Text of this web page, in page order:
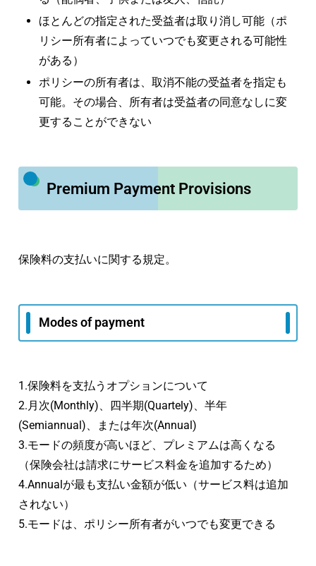
ほとんどの指定された受益者は取り消し可能（ポ
リシー所有者によっていつでも変更される可能性
がある）
ポリシーの所有者は、取消不能の受益者を指定も
可能。その場合、所有者は受益者の同意なしに変
更することができない
Premium Payment Provisions
保険料の支払いに関する規定。
Modes of payment
1.保険料を支払うオプションについて
2.月次(Monthly)、四半期(Quartely)、半年
(Semiannual)、または年次(Annual)
3.モードの頻度が高いほど、プレミアムは高くなる
（保険会社は請求にサービス料金を追加するため）
4.Annualが最も支払い金額が低い（サービス料は追加
されない）
5.モードは、ポリシー所有者がいつでも変更できる